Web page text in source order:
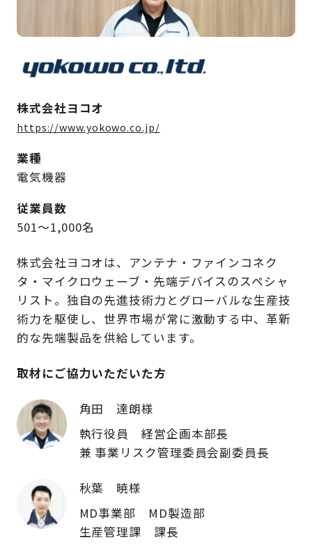
株式会社ヨコオ
https://www.yokowo.co.jp/
業種
電気機器
従業員数
501～1,000名
株式会社ヨコオは、アンテナ・ファインコネク
タ・マイクロウェーブ・先端デバイスのスペシャ
リスト。独自の先進技術力とグローバルな生産技
術力を駆使し、世界市場が常に激動する中、革新
的な先端製品を供給しています。
取材にご協力いただいた方
角田 達朗様
執行役員 経営企画本部長
兼 事業リスク管理委員会副委員長
秋葉 暁様
MD事業部 MD製造部
生産管理課 課長